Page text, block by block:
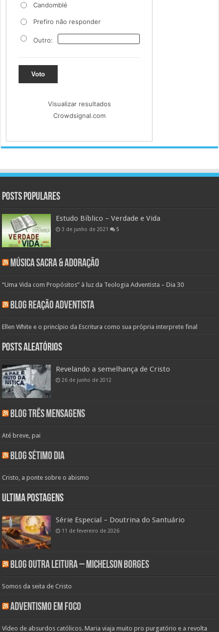
Candomblé
Prefiro não responder
Outro:
Voto
Visualizar resultados
Crowdsignal.com
Posts populares
Estudo Bíblico – Verdade e Vida
3 de junho de 2021 5
Música Sacra & Adoração
“Uma Vida com Propósitos” à luz da Teologia Adventista – Dia 30
Blog Reação Adventista
Ellen White e o princípio da Escritura como sua própria interprete final
Posts aleatórios
Revelando a semelhança de Cristo
26 de junho de 2012
Blog Três Mensagens
Até breve, pai
Blog Sétimo Dia
Cristo, a ponte sobre o abismo
Ultima Postagens
Série Especial – Doutrina do Santuário
11 de fevereiro de 2026
Blog Outra Leitura – Michelson Borges
Somos da seita de Cristo
Adventismo em Foco
Vídeo de absurdos católicos. Maria viaja muito pro purgatório e a revolta